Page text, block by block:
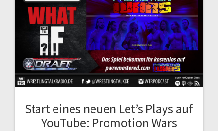
Start eines neuen Let’s Plays auf
YouTube: Promotion Wars